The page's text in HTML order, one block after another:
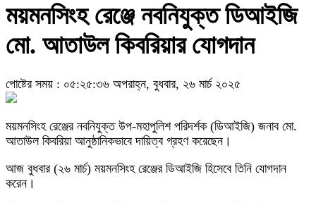
ময়মনসিংহ রেঞ্জে নবনিযুক্ত ডিআইজি
মো. আতাউল কিবরিয়ার যোগদান
পোষ্টের সময় : ০৫:২৫:৩৬ অপরাহ্ন, বুধবার, ২৬ মার্চ ২০২৫
ময়মনসিংহ রেঞ্জের নবনিযুক্ত উপ-মহাপুলিশ পরিদর্শক (ডিআইজি) জনাব মো.
আতাউল কিবরিয়া আনুষ্ঠানিকভাবে দায়িত্ব গ্রহণ করেছেন।
আজ বুধবার (২৬ মার্চ) ময়মনসিংহ রেঞ্জের ডিআইজি হিসেবে তিনি যোগদান
করেন।